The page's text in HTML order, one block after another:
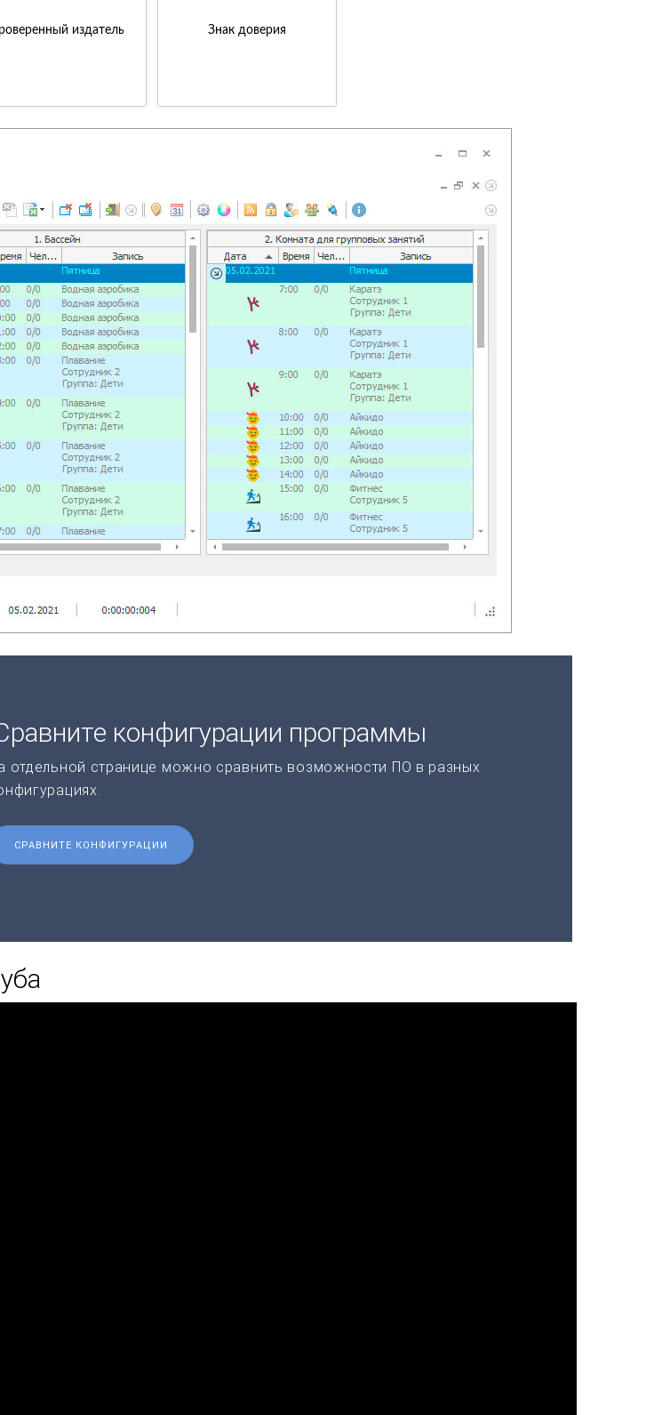
издатель Знак доверия
конфигурации программы
отдельной странице можно сравнить возможности ПО в разных
СРАВНИТЕ КОНФИГУРАЦИИ